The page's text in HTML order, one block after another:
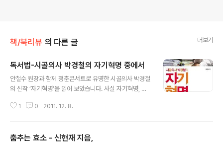
책/북리뷰 의 다른 글 더보기
독서법-시골의사 박경철의 자기혁명 중에서
안철수 원장과 함께 청춘콘서트로 유명한 시골의사 박경철
의 신작 ‘자기혁명’을 읽어 보았습니다. 사실 자기혁명, 자
도 박경철이라는 사람을 믿고 주문해 읽어 보았습니다. 근
견의 전개가 논리적이어서 고개를 끄덕이게 하는 부분이
1 0 2011. 12. 8.
춤추는 효소 - 신현재 지음,